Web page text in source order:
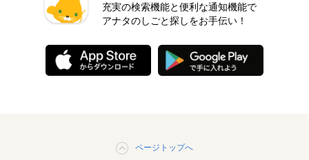
充実の検索機能と便利な通知機能で
アナタのしごと探しをお手伝い！
ページトップへ